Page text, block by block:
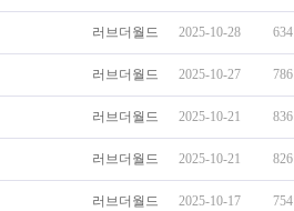
러브더월드 2025-10-28 634
러브더월드 2025-10-27 786
러브더월드 2025-10-21 836
러브더월드 2025-10-21 826
러브더월드 2025-10-17 754